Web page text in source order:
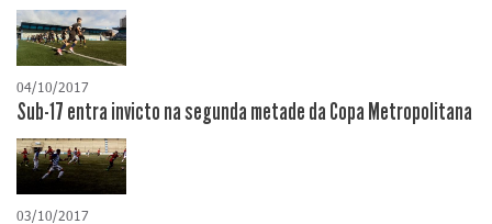
04/10/2017
Sub-17 entra invicto na segunda metade da Copa Metropolitana
03/10/2017